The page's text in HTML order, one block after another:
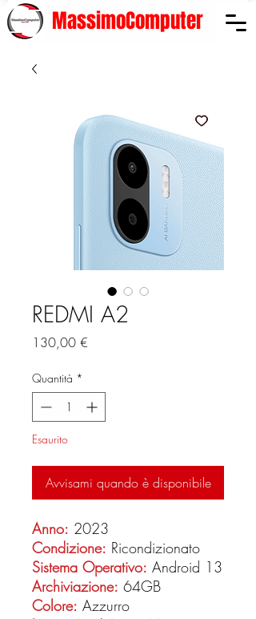
MassimoComputer
REDMI A2
130,00 €
Quantità *
Esaurito
Avvisami quando è disponibile
Anno: 2023
Condizione: Ricondizionato
Sistema Operativo: Android 13
Archiviazione: 64GB
Colore: Azzurro